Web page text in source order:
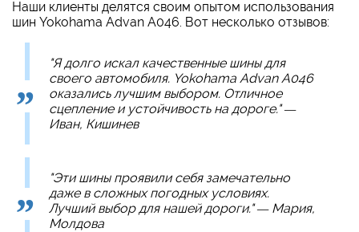
Наши клиенты делятся своим опытом использования
шин Yokohama Advan A046. Вот несколько отзывов:
"Я долго искал качественные шины для
своего автомобиля. Yokohama Advan A046
оказались лучшим выбором. Отличное
сцепление и устойчивость на дороге." —
Иван, Кишинев
"Эти шины проявили себя замечательно
даже в сложных погодных условиях.
Лучший выбор для нашей дороги." — Мария,
Молдова